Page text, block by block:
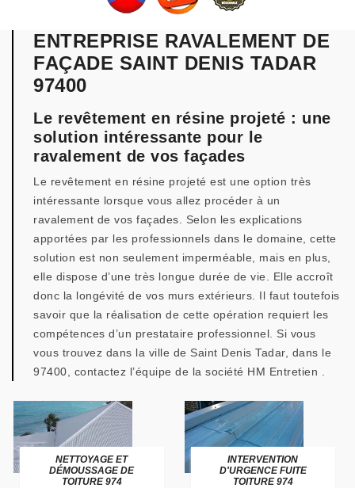
ENTREPRISE RAVALEMENT DE
FAÇADE SAINT DENIS TADAR
97400
Le revêtement en résine projeté : une
solution intéressante pour le
ravalement de vos façades
Le revêtement en résine projeté est une option très
intéressante lorsque vous allez procéder à un
ravalement de vos façades. Selon les explications
apportées par les professionnels dans le domaine, cette
solution est non seulement imperméable, mais en plus,
elle dispose d’une très longue durée de vie. Elle accroît
donc la longévité de vos murs extérieurs. Il faut toutefois
savoir que la réalisation de cette opération requiert les
compétences d’un prestataire professionnel. Si vous
vous trouvez dans la ville de Saint Denis Tadar, dans le
97400, contactez l’équipe de la société HM Entretien .
NETTOYAGE ET
DÉMOUSSAGE DE
TOITURE 974
INTERVENTION
D'URGENCE FUITE
TOITURE 974